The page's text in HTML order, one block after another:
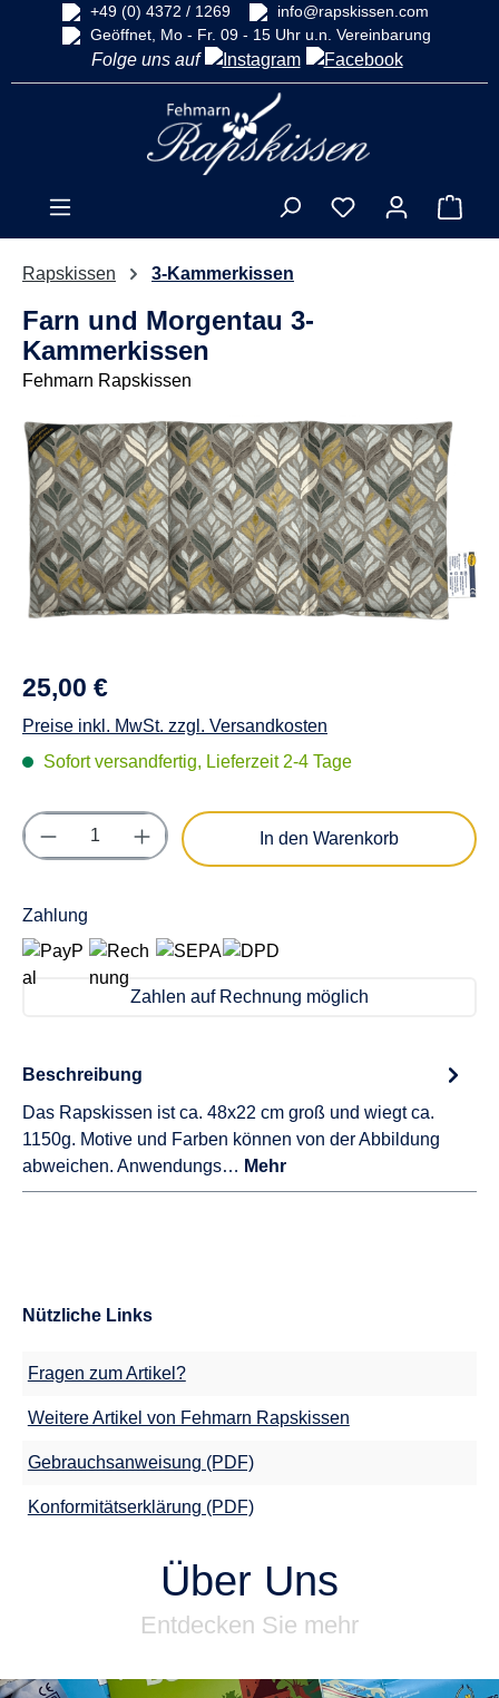
springen
+49 (0) 4372 / 1269
info@rapskissen.com
Geöffnet, Mo - Fr. 09 - 15 Uhr u.n. Vereinbarung
Folge uns auf
Rapskissen 3-Kammerkissen
Farn und Morgentau 3-
Kammerkissen
Fehmarn Rapskissen
25,00 €
Preise inkl. MwSt. zzgl. Versandkosten
Sofort versandfertig, Lieferzeit 2-4 Tage
Produkt Anzahl: Gib den gewünschten
In den Warenkorb
Zahlung
Zahlen auf Rechnung möglich
Beschreibung
Das Rapskissen ist ca. 48x22 cm groß und wiegt ca.
1150g. Motive und Farben können von der Abbildung
abweichen. Anwendungs… Mehr
Nützliche Links
Fragen zum Artikel?
Weitere Artikel von Fehmarn Rapskissen
Gebrauchsanweisung (PDF)
Konformitätserklärung (PDF)
Über Uns
Entdecken Sie mehr